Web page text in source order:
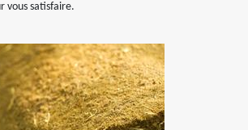
vous satisfaire.